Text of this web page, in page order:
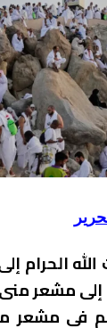
الحرام
إلى مشعر
في مشعر